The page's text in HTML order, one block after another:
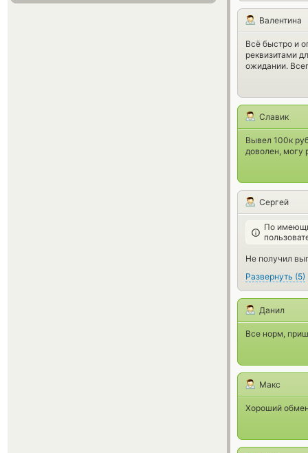
Валентина
Всё быстро и
реквизитами
ожидании.
Славик
Вывел 100к
доволен, могу
Сергей
По
Не получил
Развернуть (5)
Данил
Все норм,
Макс
Хороший